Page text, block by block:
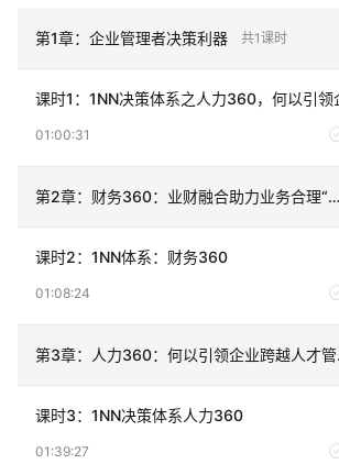
第1章： 企业管理者决策利器 共1课时
课时1 ： 1NN决策体系之人力360，何以引领企业
01:00:31
第2章： 财务360：业财融合助力业务合理“投资”
课时2： 1NN体系：财务360
01:08:24
第3章： 人力360：何以引领企业跨越人才管理新高度
课时3： 1NN决策体系人力360
01:39:27